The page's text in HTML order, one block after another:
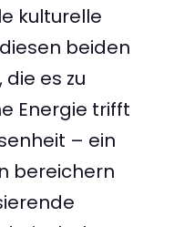
kulturelle
beiden
es zu
Energie trifft
– ein
bereichern